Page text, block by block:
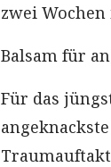
zwei
Balsam für
Für das